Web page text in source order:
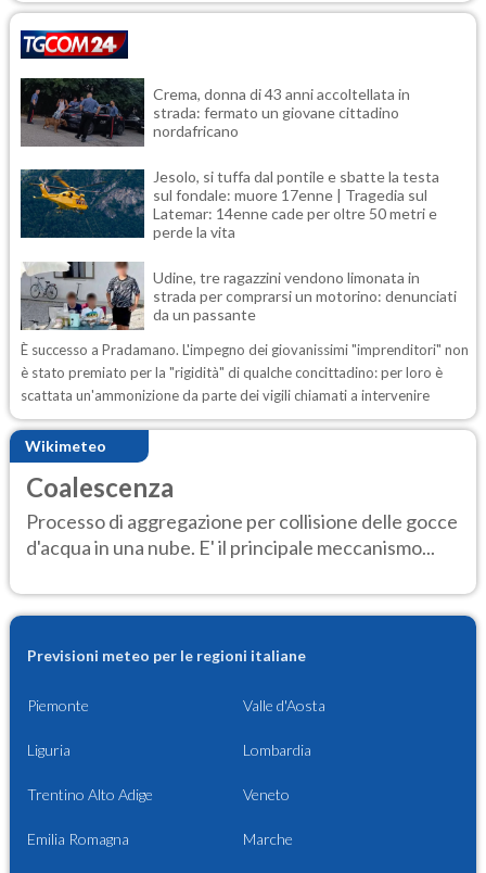
Crema, donna di 43 anni accoltellata in
strada: fermato un giovane cittadino
nordafricano
Jesolo, si tuffa dal pontile e sbatte la testa
sul fondale: muore 17enne | Tragedia sul
Latemar: 14enne cade per oltre 50 metri e
perde la vita
Udine, tre ragazzini vendono limonata in
strada per comprarsi un motorino: denunciati
da un passante
È successo a Pradamano. L'impegno dei giovanissimi "imprenditori" non
è stato premiato per la "rigidità" di qualche concittadino: per loro è
scattata un'ammonizione da parte dei vigili chiamati a intervenire
Wikimeteo
Coalescenza
Processo di aggregazione per collisione delle gocce
d'acqua in una nube. E' il principale meccanismo...
Previsioni meteo per le regioni italiane
Piemonte Valle d'Aosta
Liguria Lombardia
Trentino Alto Adige Veneto
Emilia Romagna Marche